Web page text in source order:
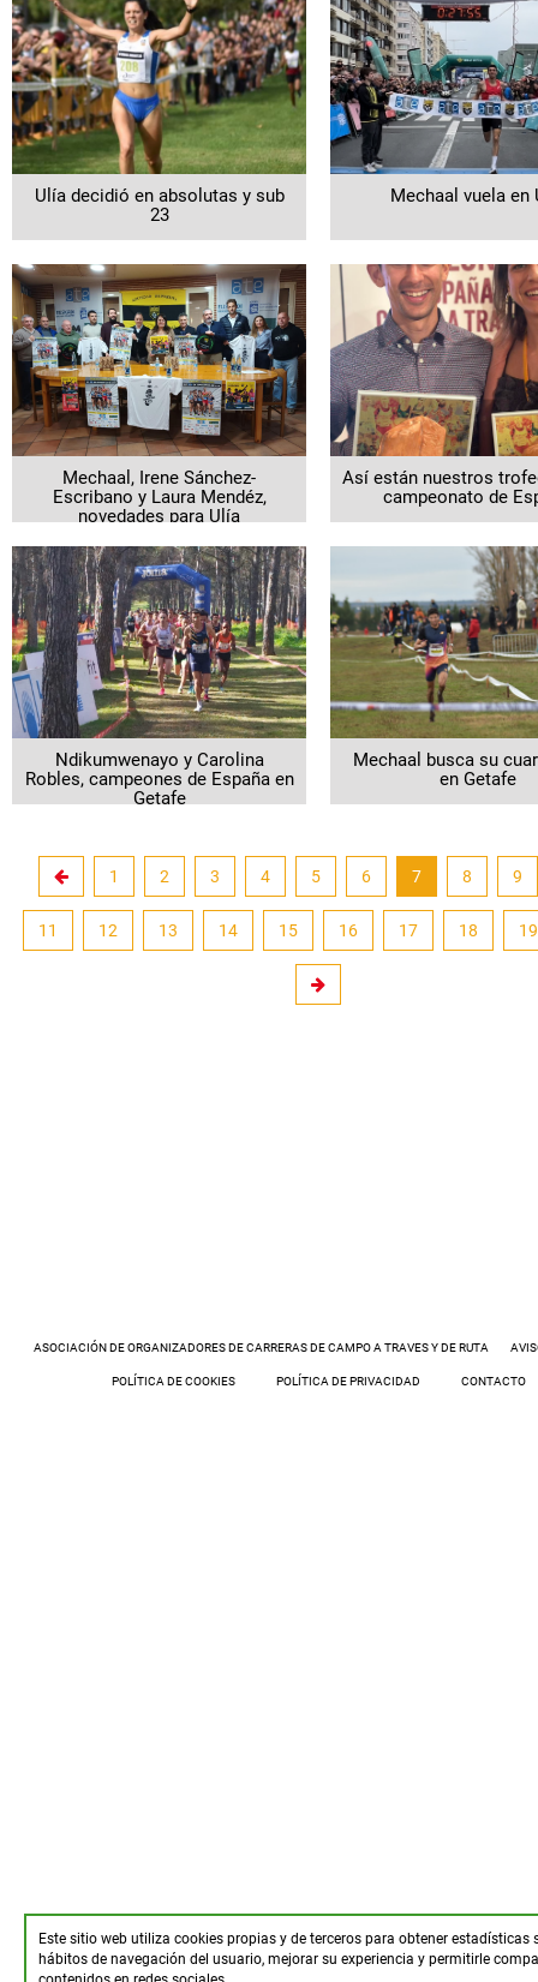
Ulía decidió en absolutas y sub
23
Mechaal vuela en
Mechaal, Irene Sánchez-
Escribano y Laura Mendéz,
novedades para Ulía
Así están nuestros
campeonato de
Ndikumwenayo y Carolina
Robles, campeones de España en
Getafe
Mechaal busca su
en Getafe
1 2 3 4 5 6 7noticias.current
8 9
11 12 13 14 15 16 17 18 19
Este sitio web utiliza cookies propias y de terceros para obtener estadísticas
hábitos de navegación del usuario, mejorar su experiencia y permitirle
ASOCIACIÓN DE ORGANIZADORES DE CARRERAS DE CAMPO A TRAVES Y DE RUTA
POLÍTICA DE COOKIES POLÍTICA DE PRIVACIDAD CONTACTO